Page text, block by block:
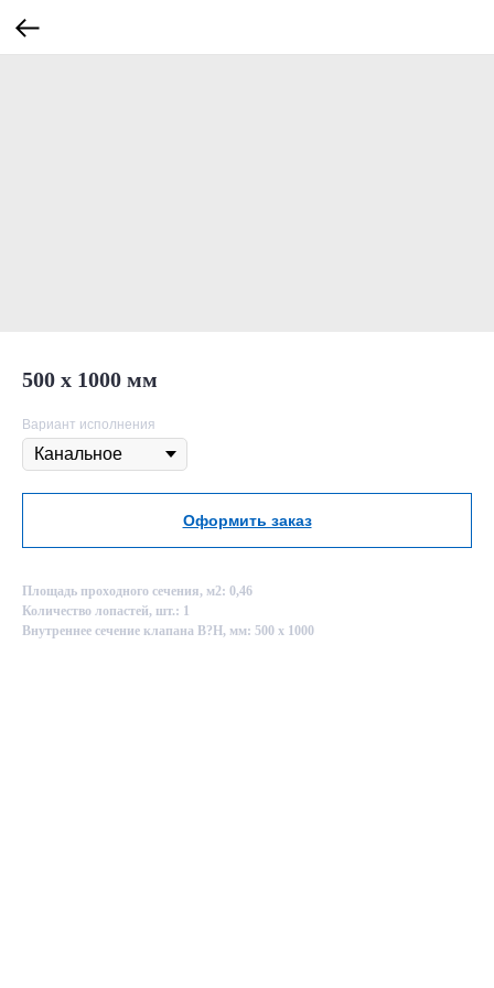
500 х 1000 мм
Вариант исполнения
Оформить заказ
Площадь проходного сечения, м2: 0,46
Количество лопастей, шт.: 1
Внутреннее сечение клапана B?H, мм: 500 х 1000